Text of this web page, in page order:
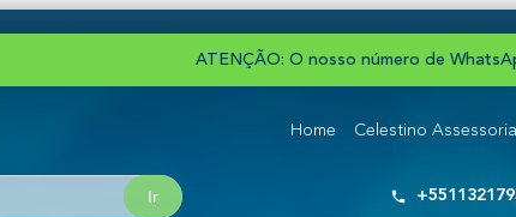
ATENÇÃO: O nosso número de
Home Celestino Assessoria